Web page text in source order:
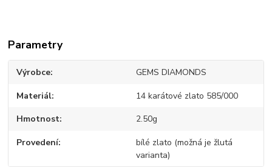
Parametry
Výrobce GEMS DIAMONDS
Materiál 14 karátové zlato 585/000
Hmotnost 2.50g
Provedení
bílé zlato (možná je žlutá
varianta)